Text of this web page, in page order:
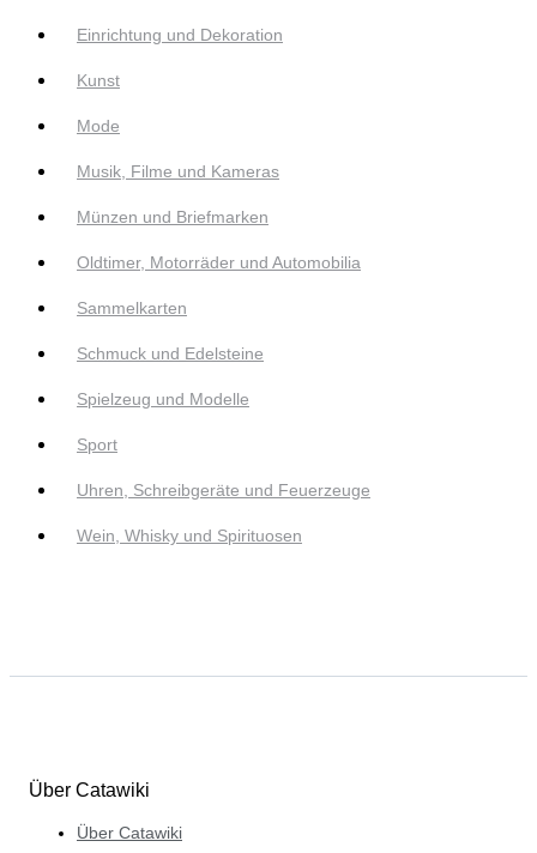
Einrichtung und Dekoration
Kunst
Mode
Musik, Filme und Kameras
Münzen und Briefmarken
Oldtimer, Motorräder und Automobilia
Sammelkarten
Schmuck und Edelsteine
Spielzeug und Modelle
Sport
Uhren, Schreibgeräte und Feuerzeuge
Wein, Whisky und Spirituosen
Über Catawiki
Über Catawiki